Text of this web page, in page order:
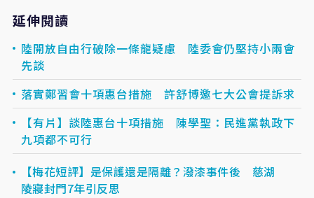
延伸閱讀
陸開放自由行破除一條龍疑慮 陸委會仍堅持小兩會
先談
落實鄭習會十項惠台措施 許舒博邀七大公會提訴求
【有片】談陸惠台十項措施 陳學聖：民進黨執政下
九項都不可行
【梅花短評】是保護還是隔離？潑漆事件後 慈湖
陵寢封門7年引反思